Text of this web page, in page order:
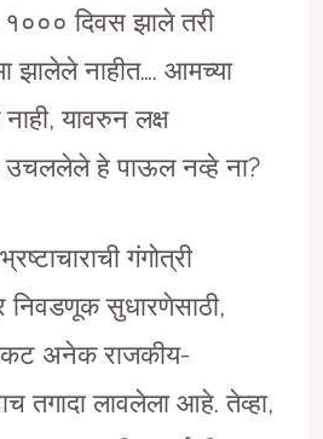
दिवस झाले तरी
झालेले नाहीत…. आमच्या
यावरुन लक्ष
उचललेले हे पाऊल नव्हे ना?
गंगोत्री
सुधारणेसाठी,
अनेक राजकीय-
तगादा लावलेला आहे. तेव्हा,